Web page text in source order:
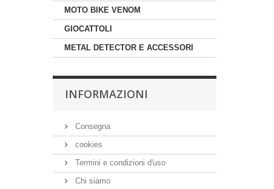
MOTO BIKE VENOM
GIOCATTOLI
METAL DETECTOR E ACCESSORI
INFORMAZIONI
Consegna
cookies
Termini e condizioni d'uso
Chi siamo